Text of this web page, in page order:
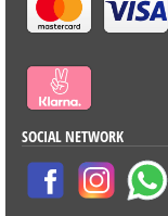
SOCIAL NETWORK